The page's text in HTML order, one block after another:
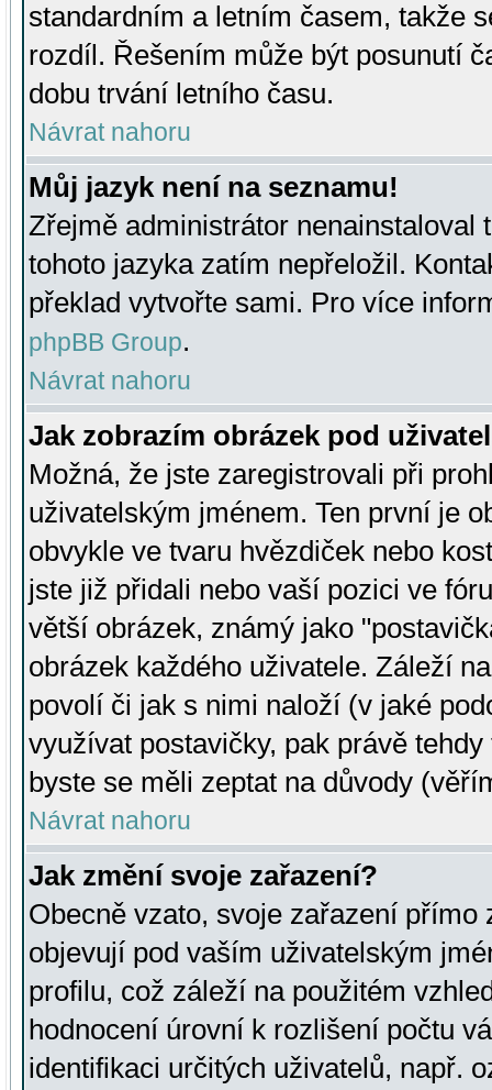
standardním a letním časem, takže
rozdíl. Řešením může být posunutí
dobu trvání letního času.
Návrat nahoru
Můj jazyk není na seznamu!
Zřejmě administrátor nenainstaloval
tohoto jazyka zatím nepřeložil.
překlad vytvořte sami. Pro více
phpBB Group.
Návrat nahoru
Jak zobrazím obrázek pod
Možná, že jste zaregistrovali při
uživatelským jménem. Ten první je
obvykle ve tvaru hvězdiček nebo
jste již přidali nebo vaší pozici ve
větší obrázek, známý jako
obrázek každého uživatele. Záleží
povolí či jak s nimi naloží (v jaké
využívat postavičky, pak právě
byste se měli zeptat na důvody
Návrat nahoru
Jak změní svoje zařazení?
Obecně vzato, svoje zařazení přímo
objevují pod vaším uživatelským
profilu, což záleží na použitém
hodnocení úrovní k rozlišení počtu
identifikaci určitých uživatelů, např.